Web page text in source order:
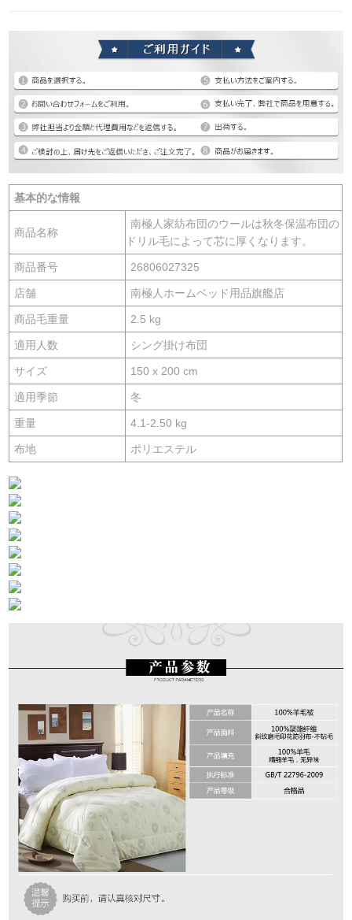
基本的な情報
商品名称
南極人家紡布団のウールは秋冬保温布団の
ドリル毛によって芯に厚くなります。
商品番号 26806027325
店舗 南極人ホームベッド用品旗艦店
商品毛重量 2.5 kg
適用人数 シング掛け布団
サイズ 150 x 200 cm
適用季節 冬
重量 4.1-2.50 kg
布地 ポリエステル